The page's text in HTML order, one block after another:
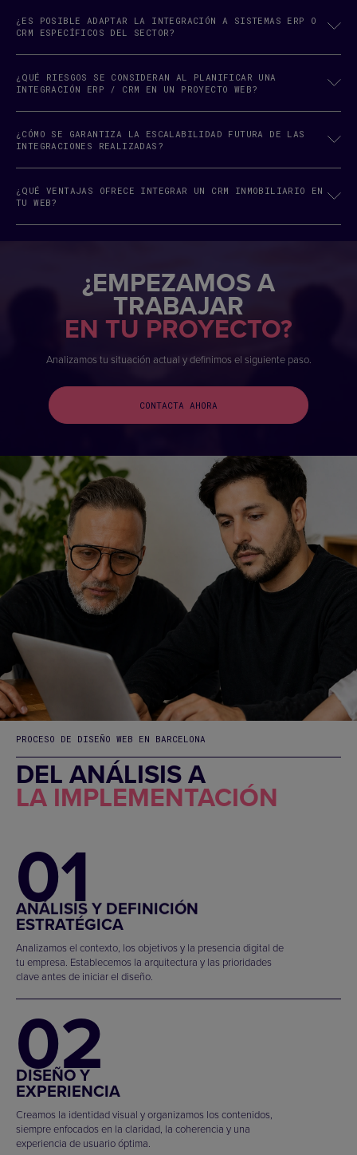
¿ES POSIBLE ADAPTAR LA INTEGRACIÓN A SISTEMAS ERP O
CRM ESPECÍFICOS DEL SECTOR?
¿QUÉ RIESGOS SE CONSIDERAN AL PLANIFICAR UNA
INTEGRACIÓN ERP / CRM EN UN PROYECTO WEB?
¿CÓMO SE GARANTIZA LA ESCALABILIDAD FUTURA DE LAS
INTEGRACIONES REALIZADAS?
¿QUÉ VENTAJAS OFRECE INTEGRAR UN CRM INMOBILIARIO EN
TU WEB?
¿EMPEZAMOS A
TRABAJAR
EN TU PROYECTO?
Analizamos tu situación actual y definimos el siguiente paso.
CONTACTA AHORA
PROCESO DE DISEÑO WEB EN BARCELONA
DEL ANÁLISIS A
LA IMPLEMENTACIÓN
01
ANÁLISIS Y DEFINICIÓN
ESTRATÉGICA
Analizamos el contexto, los objetivos y la presencia digital de
tu empresa. Establecemos la arquitectura y las prioridades
clave antes de iniciar el diseño.
02
DISEÑO Y
EXPERIENCIA
Creamos la identidad visual y organizamos los contenidos,
siempre enfocados en la claridad, la coherencia y una
experiencia de usuario óptima.